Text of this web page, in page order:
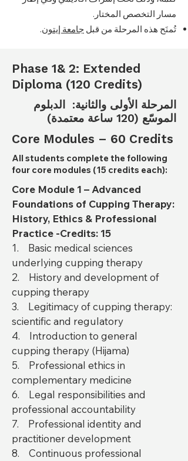
مسار التخصص المختار.
تُمنَح هذه المرحلة من قبل جامعة إيتون.
Phase 1& 2: Extended
Diploma (120 Credits)​
المرحلة الأولى والثانية: الدبلوم
الموسّع (120 ساعة معتمدة)
Core Modules – 60 Credits
All students complete the following
four core modules (15 credits each):
Core Module 1 – Advanced
Foundations of Cupping Therapy:
History, Ethics & Professional
Practice -Credits: 15
1. Basic medical sciences
underlying cupping therapy
2. History and development of
cupping therapy
3. Legitimacy of cupping therapy:
scientific and regulatory
4. Introduction to general
cupping therapy (Hijama)
5. Professional ethics in
complementary medicine
6. Legal responsibilities and
professional accountability
7. Professional identity and
practitioner development
8. Continuous professional